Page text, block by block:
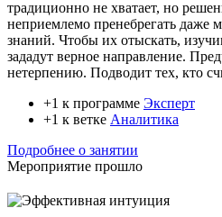
традиционно не хватает, но
неприемлемо пренебрегать
знаний. Чтобы их отыскать,
зададут верное направление.
нетерпению. Подводит тех, кто
+1 к программе Эксперт
+1 к ветке Аналитика
Подробнее о занятии
Мероприятие прошло